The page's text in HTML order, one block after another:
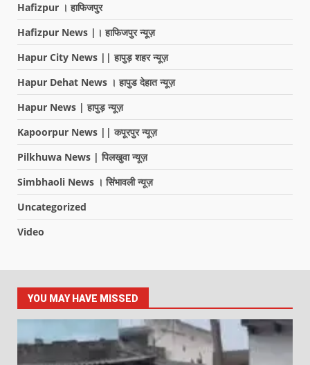
Hafizpur । हाफिजपुर
Hafizpur News |। हाफिजपुर न्यूज़
Hapur City News || हापुड़ शहर न्यूज़
Hapur Dehat News । हापुड देहात न्यूज़
Hapur News | हापुड़ न्यूज़
Kapoorpur News || कपूरपुर न्यूज़
Pilkhuwa News | पिलखुवा न्यूज़
Simbhaoli News । सिंभावली न्यूज़
Uncategorized
Video
YOU MAY HAVE MISSED